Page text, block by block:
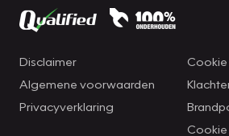
Disclaimer
Algemene voorwaarden
Privacyverklaring
Cookie